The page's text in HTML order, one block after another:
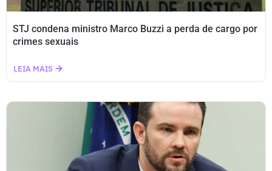
STJ condena ministro Marco Buzzi a perda de cargo por
crimes sexuais
LEIA MAIS